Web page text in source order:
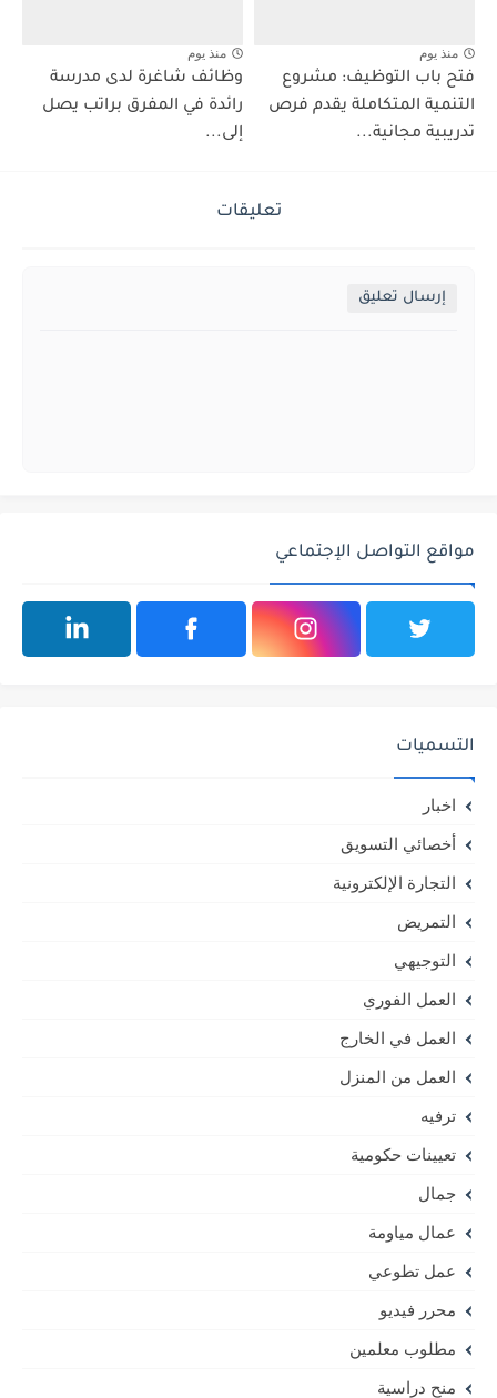
منذ يوم
فتح باب التوظيف: مشروع
التنمية المتكاملة يقدم فرص
تدريبية مجانية...
منذ يوم
وظائف شاغرة لدى مدرسة
رائدة في المفرق براتب يصل
إلى...
تعليقات
إرسال تعليق
مواقع التواصل الإجتماعي
التسميات
اخبار
أخصائي التسويق
التجارة الإلكترونية
التمريض
التوجيهي
العمل الفوري
العمل في الخارج
العمل من المنزل
ترفيه
تعيينات حكومية
جمال
عمال مياومة
عمل تطوعي
محرر فيديو
مطلوب معلمين
منح دراسية